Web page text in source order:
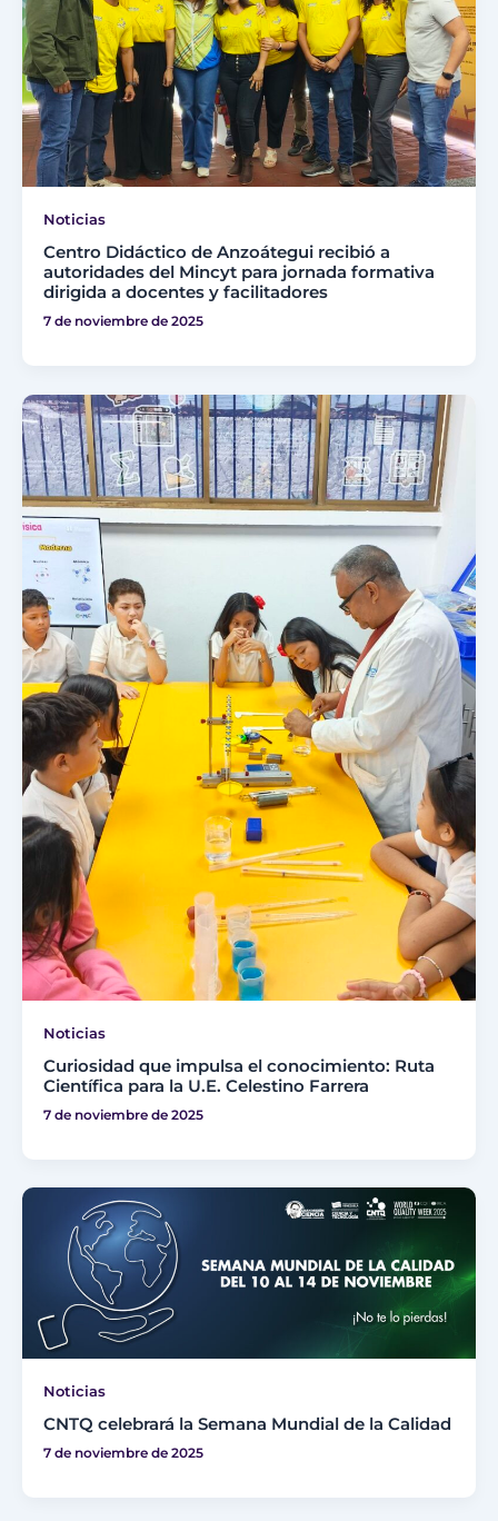
Noticias
Centro Didáctico de Anzoátegui recibió a
autoridades del Mincyt para jornada formativa
dirigida a docentes y facilitadores
7 de noviembre de 2025
Noticias
Curiosidad que impulsa el conocimiento: Ruta
Científica para la U.E. Celestino Farrera
7 de noviembre de 2025
Noticias
CNTQ celebrará la Semana Mundial de la Calidad
7 de noviembre de 2025